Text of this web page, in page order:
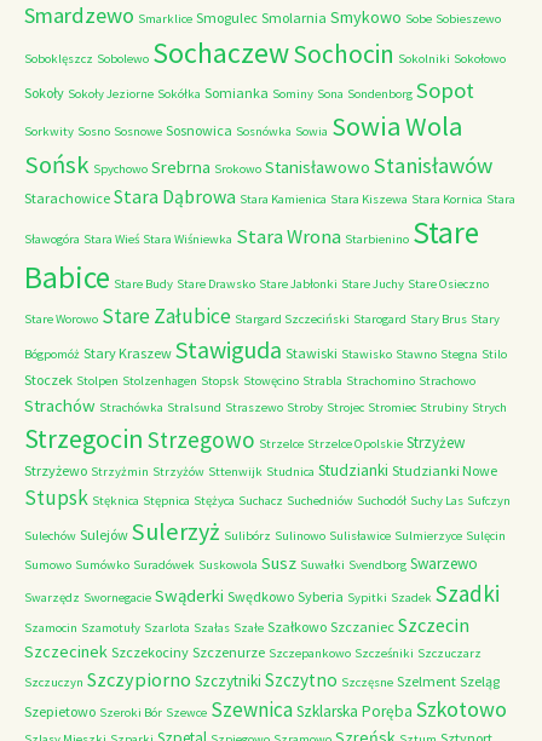
Smardzewo Smarklice Smogulec Smolarnia Smykowo Sobe Sobieszewo
Soboklęszcz Sobolewo SochaczewSochocin Sokolniki Sokołowo
Sokoły Sokoły Jeziorne Sokółka Somianka Sominy Sona Sondenborg Sopot
Sorkwity Sosno Sosnowe Sosnowica Sosnówka Sowia Sowia Wola
Sońsk Spychowo Srebrna Srokowo Stanisławowo Stanisławów
Starachowice Stara Dąbrowa Stara Kamienica Stara Kiszewa Stara Kornica Stara
Sławogóra Stara Wieś Stara Wiśniewka Stara Wrona Starbienino Stare
Babice Stare Budy Stare Drawsko Stare Jabłonki Stare Juchy Stare Osieczno
Stare Worowo Stare Załubice Stargard Szczeciński Starogard Stary Brus Stary
Bógpomóż Stary Kraszew Stawiguda Stawiski Stawisko Stawno Stegna Stilo
Stoczek Stolpen Stolzenhagen Stopsk Stowęcino Strabla Strachomino Strachowo
Strachów Strachówka Stralsund Straszewo Stroby Strojec Stromiec Strubiny Strych
Strzegocin Strzegowo Strzelce Strzelce Opolskie Strzyżew
Strzyżewo Strzyżmin Strzyżów Sttenwijk Studnica Studzianki Studzianki Nowe
Stupsk Stęknica Stępnica Stężyca Suchacz Suchedniów Suchodół Suchy Las Sufczyn
Sulechów Sulejów Sulerzyż Sulibórz Sulinowo Sulisławice Sulmierzyce Sulęcin
Sumowo Sumówko Suradówek Suskowola Susz Suwałki Svendborg Swarzewo
Swarzędz Swornegacie Swąderki Swędkowo Syberia Sypitki Szadek Szadki
Szamocin Szamotuły Szarlota Szałas Szałe Szałkowo Szczaniec Szczecin
Szczecinek Szczekociny Szczenurze Szczepankowo Szcześniki Szczuczarz
Szczuczyn Szczypiorno Szczytniki Szczytno Szczęsne Szelment Szeląg
Szepietowo Szeroki Bór Szewce SzewnicaSzklarska Poręba Szkotowo